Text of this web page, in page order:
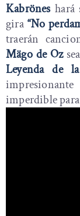
Kabrönes
gira “No
traerán
Mägo de Oz
Leyenda de
imperdible